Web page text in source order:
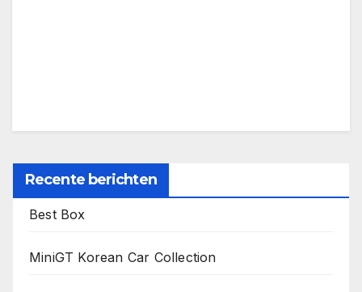
Recente berichten
Best Box
MiniGT Korean Car Collection